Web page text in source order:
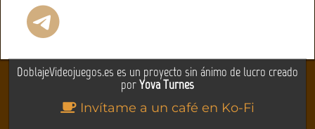
DoblajeVideojuegos.es es un proyecto sin ánimo de lucro creado
porYova Turnes
Invítame a un café en Ko-Fi